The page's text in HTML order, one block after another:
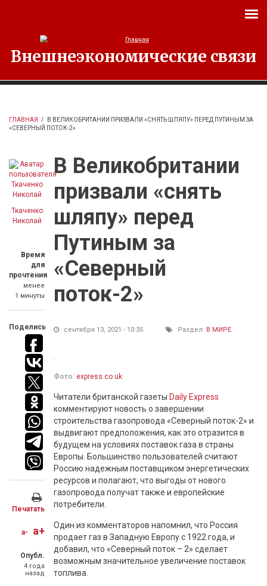
Внешнеэкономические связи
ГЛАВНАЯ /
В ВЕЛИКОБРИТАНИИ ПРИЗВАЛИ «СНЯТЬ ШЛЯПУ» ПЕРЕД ПУТИНЫМ ЗА
«СЕВЕРНЫЙ ПОТОК-2»
Ткаченко
Николай
Время
для
прочтения
менее
1 минуты
Поделись
Печатать
a- a+
Опубл.
4 года
назад
В Великобритании
призвали «снять
шляпу» перед
Путиным за
«Северный
поток-2»
сентября 13, 2021 - 10:35 Раздел: В МИРЕ
Фото: express.co.uk
Читатели британской газеты Daily Express
комментируют новость о завершении
строительства газопровода «Северный поток-2» и
выдвигают предположения, как это отразится в
будущем на условиях поставок газа в страны
Европы. Большинство пользователей считают
Россию надежным поставщиком энергетических
ресурсов и полагают, что выгоды от нового
газопровода получат также и европейские
потребители.
Один из комментаторов напомнил, что Россия
продает газ в Западную Европу с 1922 года, и
добавил, что «Северный поток – 2» сделает
возможным значительное увеличение поставок
топлива.